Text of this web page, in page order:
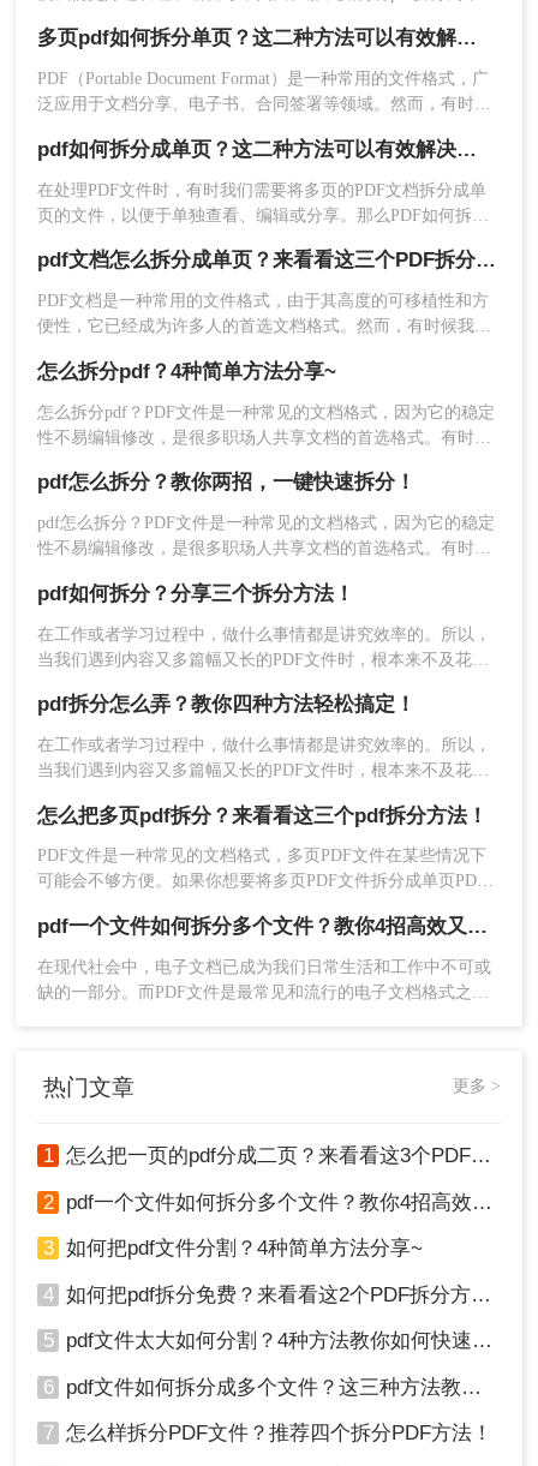
在上述命令中，将“input.pdf”替换为要拆分的PDF文
件的实际文件名。该命令将输出每个页面为一个单
独的文件，文件名
为“page_001.pdf”、“page_002.pdf”等。
3. 等待命令行工具完成拆分操作。拆分后的单页
PDF文件将保存在当前目录中。
4. 可以根据需要调整输出文件名和目录，以符合您
的要求。
注意事项：
的访问权限，以便在需要时进行修改和编辑。另
外，对于包含敏感信息的PDF文件，请在处理前进
行适当的保密措施，以确保信息不被泄露。
操作起来非常简单，有需要的小伙伴快去尝试一下
多页pdf如何拆分单页？这二种方法可以有效解决你的问题！
PDF（Portable Document Format）是一种常用的文件格式，广
泛应用于文档分享、电子书、合同签署等领域。然而，有时我
PDF文件，以便于更灵活地管理和使用。那么多页pdf如何拆分
单页呢？本文将详细介绍几种拆分多页PDF为单页PDF的方
法，帮助读者轻松应对这一需求。
pdf如何拆分成单页？这二种方法可以有效解决你的问题！
在处理PDF文件时，有时我们需要将多页的PDF文档拆分成单
页的文件，以便于单独查看、编辑或分享。那么PDF如何拆分
单页文件。
pdf文档怎么拆分成单页？来看看这三个PDF拆分方法！
​PDF文档是一种常用的文件格式，由于其高度的可移植性和方
便性，它已经成为许多人的首选文档格式。然而，有时候我们
页。本文将详细介绍pdf文档怎么拆分成单页，包括使用专业软
件、在线工具和命令行工具三种方法。
怎么拆分pdf？4种简单方法分享~
怎么拆分pdf？PDF文件是一种常见的文档格式，因为它的稳定
性不易编辑修改，是很多职场人共享文档的首选格式。有时候
多个文件是一个不错的办法，下面就给大家分享几招！
pdf怎么拆分？教你两招，一键快速拆分！
pdf怎么拆分？PDF文件是一种常见的文档格式，因为它的稳定
性不易编辑修改，是很多职场人共享文档的首选格式。有时候
多个文件是一个不错的办法，下面就给大家分享几招！
pdf如何拆分？分享三个拆分方法！
在工作或者学习过程中，做什么事情都是讲究效率的。所以，
当我们遇到内容又多篇幅又长的PDF文件时，根本来不及花太
个文件以便我们快速查阅。那么有没有更加简便高效的方法可
以让我们实现这一操作呢？今天我就推荐三个实用的方法来教
你pdf如何拆分，让你快速提高文件处理效率。
pdf拆分怎么弄？教你四种方法轻松搞定！
在工作或者学习过程中，做什么事情都是讲究效率的。所以，
当我们遇到内容又多篇幅又长的PDF文件时，根本来不及花太
个文件以便我们快速查阅。那么有没有更加简便高效的方法可
以让我们实现这一操作呢？今天我就推荐三个实用的方法来教
你pdf拆分怎么弄，让你快速提高文件处理效率。
怎么把多页pdf拆分？来看看这三个pdf拆分方法！
PDF文件是一种常见的文档格式，多页PDF文件在某些情况下
可能会不够方便。如果你想要将多页PDF文件拆分成单页PDF
实用的方法来实现这一目标。
pdf一个文件如何拆分多个文件？教你4招高效又简单！
在现代社会中，电子文档已成为我们日常生活和工作中不可或
缺的一部分。而PDF文件是最常见和流行的电子文档格式之
详细介绍几种简单有效的方法。
热门文章 更多 >
1 怎么把一页的pdf分成二页？来看看这3个PDF拆分方法！
2 pdf一个文件如何拆分多个文件？教你4招高效又简单！
3 如何把pdf文件分割？4种简单方法分享~
4 如何把pdf拆分免费？来看看这2个PDF拆分方法！
5 pdf文件太大如何分割？4种方法教你如何快速拆分！
6 pdf文件如何拆分成多个文件？这三种方法教你轻松拆分！
7 怎么样拆分PDF文件？推荐四个拆分PDF方法！